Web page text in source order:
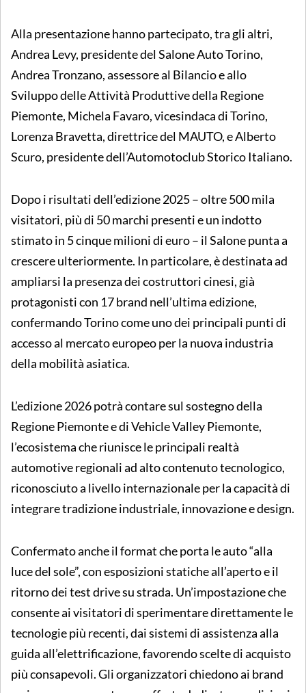
Alla presentazione hanno partecipato, tra gli altri,
Andrea Levy, presidente del Salone Auto Torino,
Andrea Tronzano, assessore al Bilancio e allo
Sviluppo delle Attività Produttive della Regione
Piemonte, Michela Favaro, vicesindaca di Torino,
Lorenza Bravetta, direttrice del MAUTO, e Alberto
Scuro, presidente dell’Automotoclub Storico Italiano.
Dopo i risultati dell’edizione 2025 – oltre 500 mila
visitatori, più di 50 marchi presenti e un indotto
stimato in 5 cinque milioni di euro – il Salone punta a
crescere ulteriormente. In particolare, è destinata ad
ampliarsi la presenza dei costruttori cinesi, già
protagonisti con 17 brand nell’ultima edizione,
confermando Torino come uno dei principali punti di
accesso al mercato europeo per la nuova industria
della mobilità asiatica.
L’edizione 2026 potrà contare sul sostegno della
Regione Piemonte e di Vehicle Valley Piemonte,
l’ecosistema che riunisce le principali realtà
automotive regionali ad alto contenuto tecnologico,
riconosciuto a livello internazionale per la capacità di
integrare tradizione industriale, innovazione e design.
Confermato anche il format che porta le auto “alla
luce del sole”, con esposizioni statiche all’aperto e il
ritorno dei test drive su strada. Un’impostazione che
consente ai visitatori di sperimentare direttamente le
tecnologie più recenti, dai sistemi di assistenza alla
guida all’elettrificazione, favorendo scelte di acquisto
più consapevoli. Gli organizzatori chiedono ai brand